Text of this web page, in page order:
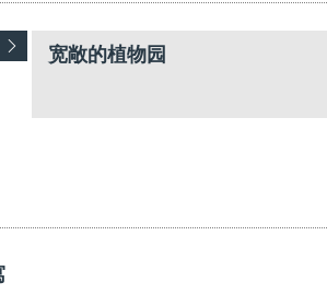
宽敞的植物园